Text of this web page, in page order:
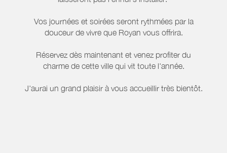
Vos journées et soirées seront rythmées par la
douceur de vivre que Royan vous offrira.
Réservez dès maintenant et venez profiter du
charme de cette ville qui vit toute l'année.
J'aurai un grand plaisir à vous accueillir très bientôt.